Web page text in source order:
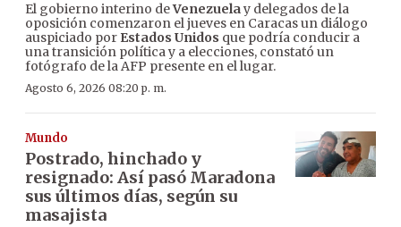
El gobierno interino deVenezuelay delegados de la
oposición comenzaron el jueves en Caracas un diálogo
auspiciado por Estados Unidos que podría conducir a
una transición política y a elecciones, constató un
fotógrafo de la AFP presente en el lugar.
Agosto 6, 2026 08:20 p. m.
Mundo
Postrado, hinchado y
resignado: Así pasó Maradona
sus últimos días, según su
masajista